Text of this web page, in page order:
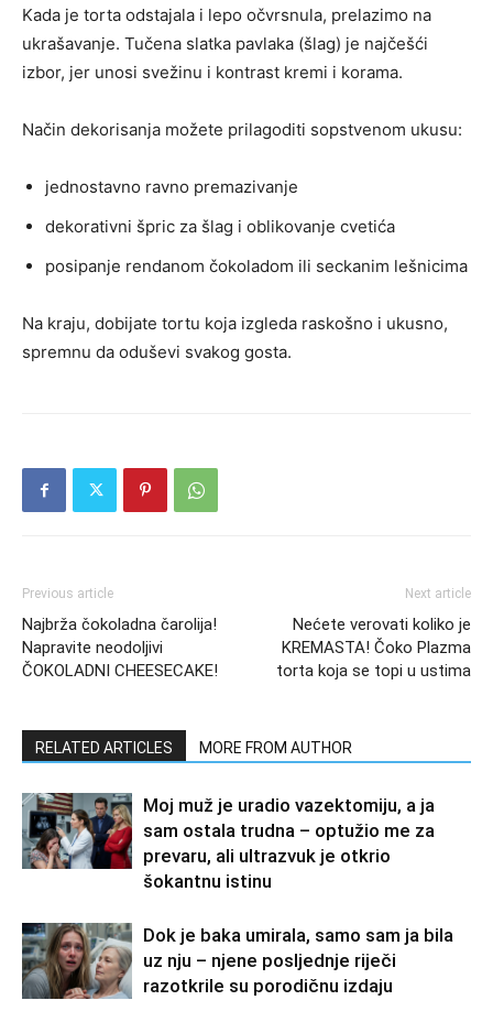
Kada je torta odstajala i lepo očvrsnula, prelazimo na
ukrašavanje. Tučena slatka pavlaka (šlag) je najčešći
izbor, jer unosi svežinu i kontrast kremi i korama.
Način dekorisanja možete prilagoditi sopstvenom ukusu:
jednostavno ravno premazivanje
dekorativni špric za šlag i oblikovanje cvetića
posipanje rendanom čokoladom ili seckanim lešnicima
Na kraju, dobijate tortu koja izgleda raskošno i ukusno,
spremnu da oduševi svakog gosta.
Previous article
Najbrža čokoladna čarolija!
Napravite neodoljivi
ČOKOLADNI CHEESECAKE!
Next article
Nećete verovati koliko je
KREMASTA! Čoko Plazma
torta koja se topi u ustima
RELATED ARTICLES MORE FROM AUTHOR
Moj muž je uradio vazektomiju, a ja
sam ostala trudna – optužio me za
prevaru, ali ultrazvuk je otkrio
šokantnu istinu
Dok je baka umirala, samo sam ja bila
uz nju – njene posljednje riječi
razotkrile su porodičnu izdaju